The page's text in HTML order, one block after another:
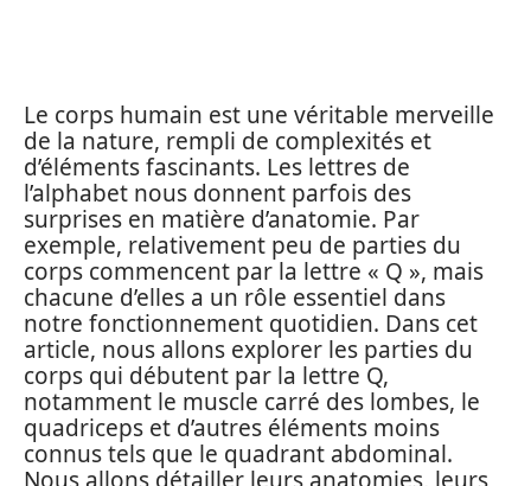
Le corps humain est une véritable merveille
de la nature, rempli de complexités et
d’éléments fascinants. Les lettres de
l’alphabet nous donnent parfois des
surprises en matière d’anatomie. Par
exemple, relativement peu de parties du
corps commencent par la lettre « Q », mais
chacune d’elles a un rôle essentiel dans
notre fonctionnement quotidien. Dans cet
article, nous allons explorer les parties du
corps qui débutent par la lettre Q,
notamment le muscle carré des lombes, le
quadriceps et d’autres éléments moins
connus tels que le quadrant abdominal.